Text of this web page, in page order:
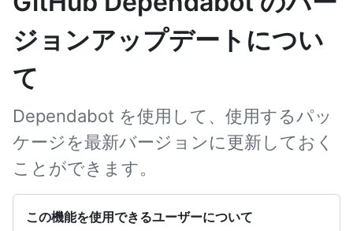
ジョンアップデートについ
て
Dependabot を使用して、使用するパッ
ケージを最新バージョンに更新しておく
ことができます。
この機能を使用できるユーザーについて